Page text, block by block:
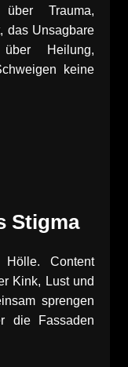
Trauma,
das Unsagbare
Heilung,
keine
Stigma
Content
Kink, Lust und
sprengen
die Fassaden